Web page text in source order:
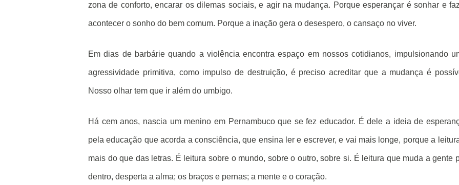
zona de conforto, encarar os dilemas sociais, e agir na mudança. Porque esperançar é sonhar e
acontecer o sonho do bem comum. Porque a inação gera o desespero, o cansaço no viver.
Em dias de barbárie quando a violência encontra espaço em nossos cotidianos, impulsionando
agressividade primitiva, como impulso de destruição, é preciso acreditar que a mudança é
Nosso olhar tem que ir além do umbigo.
Há cem anos, nascia um menino em Pernambuco que se fez educador. É dele a ideia de
pela educação que acorda a consciência, que ensina ler e escrever, e vai mais longe, porque a
mais do que das letras. É leitura sobre o mundo, sobre o outro, sobre si. É leitura que muda a gente
dentro, desperta a alma; os braços e pernas; a mente e o coração.